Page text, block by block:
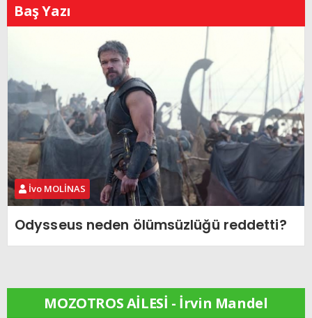
Baş Yazı
İvo MOLİNAS
Odysseus neden ölümsüzlüğü reddetti?
MOZOTROS AİLESİ - İrvin Mandel